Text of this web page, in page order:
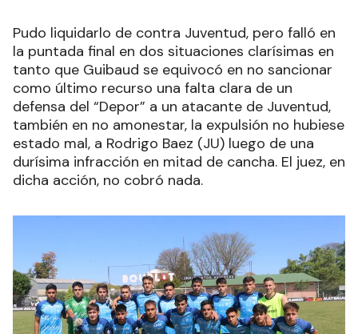
Pudo liquidarlo de contra Juventud, pero falló en
la puntada final en dos situaciones clarísimas en
tanto que Guibaud se equivocó en no sancionar
como último recurso una falta clara de un
defensa del “Depor” a un atacante de Juventud,
también en no amonestar, la expulsión no hubiese
estado mal, a Rodrigo Baez (JU) luego de una
durísima infracción en mitad de cancha. El juez, en
dicha acción, no cobró nada.